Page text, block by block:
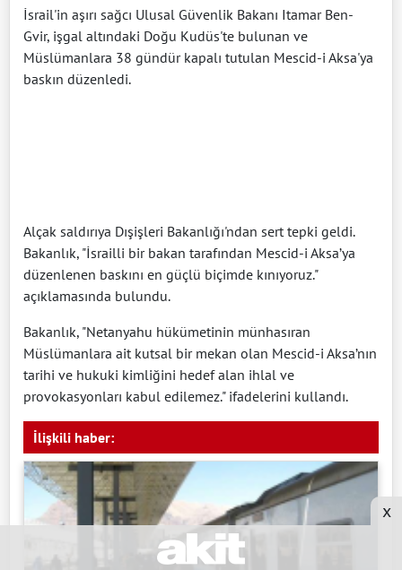
İsrail'in aşırı sağcı Ulusal Güvenlik Bakanı Itamar Ben-
Gvir, işgal altındaki Doğu Kudüs'te bulunan ve
Müslümanlara 38 gündür kapalı tutulan Mescid-i Aksa'ya
baskın düzenledi.
Alçak saldırıya Dışişleri Bakanlığı'ndan sert tepki geldi.
Bakanlık, "İsrailli bir bakan tarafından Mescid-i Aksa’ya
düzenlenen baskını en güçlü biçimde kınıyoruz."
açıklamasında bulundu.
Bakanlık, "Netanyahu hükümetinin münhasıran
Müslümanlara ait kutsal bir mekan olan Mescid-i Aksa’nın
tarihi ve hukuki kimliğini hedef alan ihlal ve
provokasyonları kabul edilemez." ifadelerini kullandı.
İlişkili haber:
x